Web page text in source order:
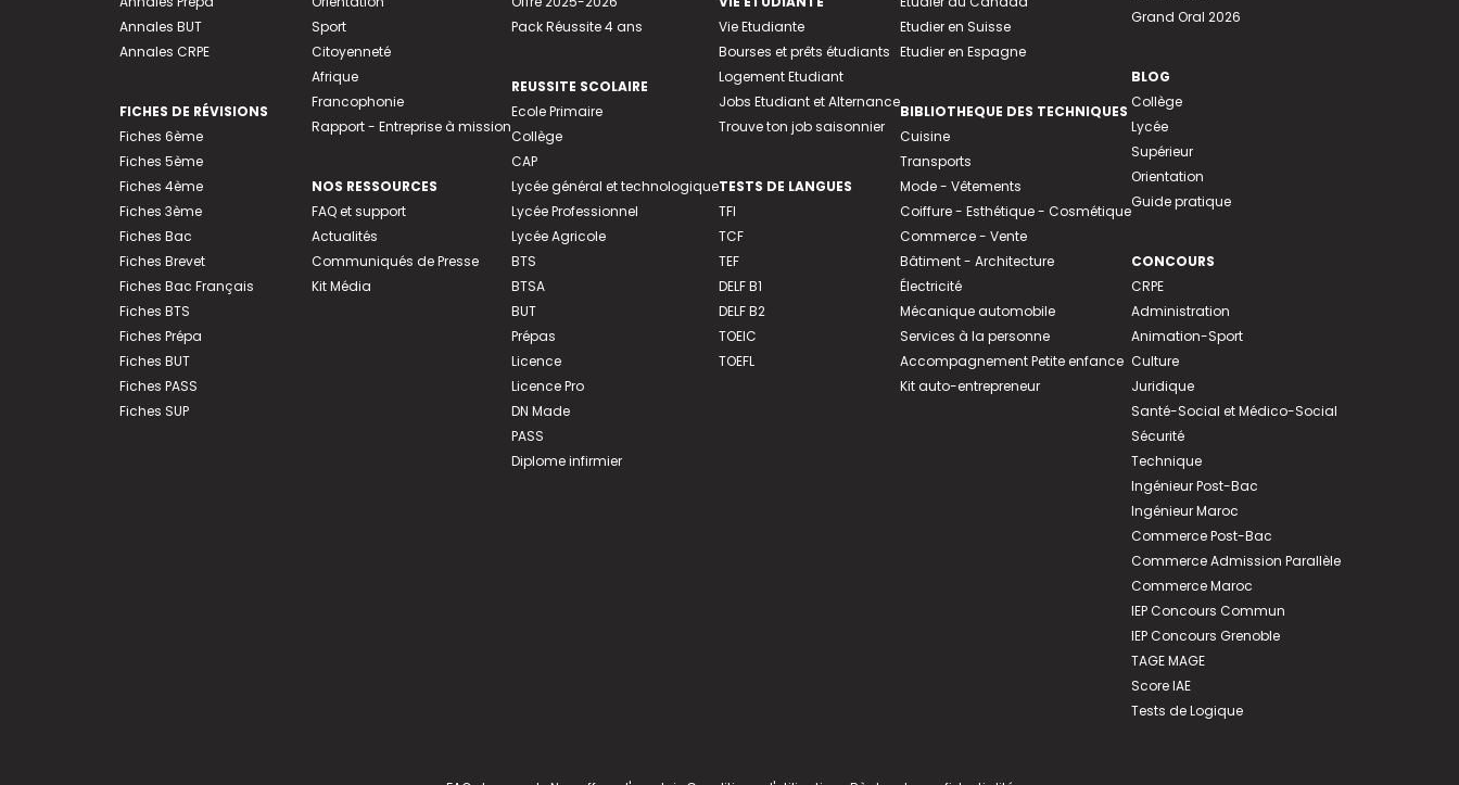
Annales BUT
Annales CRPE
FICHES DE RÉVISIONS
Fiches 6ème
Fiches 5ème
Fiches 4ème
Fiches 3ème
Fiches Bac
Fiches Brevet
Fiches Bac Français
Fiches BTS
Fiches Prépa
Fiches BUT
Fiches PASS
Fiches SUP
Sport
Citoyenneté
Afrique
Francophonie
Rapport - Entreprise à mission
NOS RESSOURCES
FAQ et support
Actualités
Communiqués de Presse
Kit Média
Pack Réussite 4 ans
REUSSITE SCOLAIRE
Ecole Primaire
Collège
CAP
Lycée général et technologique
Lycée Professionnel
Lycée Agricole
BTS
BTSA
BUT
Prépas
Licence
Licence Pro
DN Made
PASS
Diplome infirmier
Vie Etudiante
Bourses et prêts étudiants
Logement Etudiant
Jobs Etudiant et Alternance
Trouve ton job saisonnier
TESTS DE LANGUES
TFI
TCF
TEF
DELF B1
DELF B2
TOEIC
TOEFL
Etudier en Suisse
Etudier en Espagne
BIBLIOTHEQUE DES TECHNIQUES
Cuisine
Transports
Mode - Vêtements
Coiffure - Esthétique - Cosmétique
Commerce - Vente
Bâtiment - Architecture
Électricité
Mécanique automobile
Services à la personne
Accompagnement Petite enfance
Kit auto-entrepreneur
Grand Oral 2026
BLOG
Collège
Lycée
Supérieur
Orientation
Guide pratique
CONCOURS
CRPE
Administration
Animation-Sport
Culture
Juridique
Santé-Social et Médico-Social
Sécurité
Technique
Ingénieur Post-Bac
Ingénieur Maroc
Commerce Post-Bac
Commerce Admission Parallèle
Commerce Maroc
IEP Concours Commun
IEP Concours Grenoble
TAGE MAGE
Score IAE
Tests de Logique